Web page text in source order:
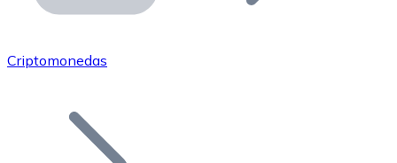
Únete a nuestra red de distribuidores.
Añade tu proyecto a nuestro ecosistema.
Criptomonedas